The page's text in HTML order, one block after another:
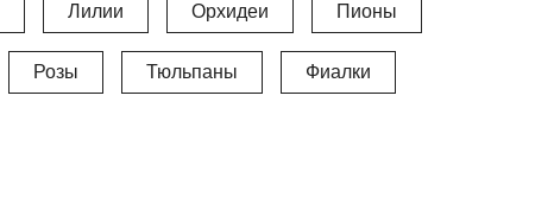
Лилии Орхидеи Пионы
Розы Тюльпаны Фиалки